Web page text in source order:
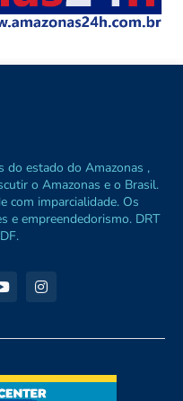
do estado do Amazonas ,
o Amazonas e o Brasil.
com imparcialidade. Os
e empreendedorismo. DRT